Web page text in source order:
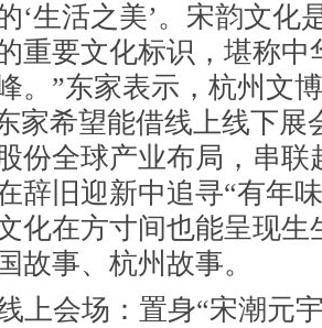
‘生活之美’。宋韵文化
重要文化标识，堪称中
。”东家表示，杭州文
家希望能借线上线下展
份全球产业布局，串联
辞旧迎新中追寻“有年
化在方寸间也能呈现生
故事、杭州故事。
上会场：置身“宋潮元